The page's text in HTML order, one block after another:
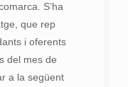
S’ha
que rep
i oferents
del mes de
a la següent